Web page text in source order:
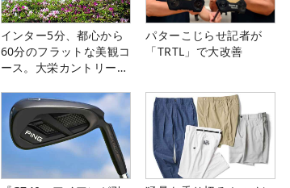
インター5分、都心から
60分のフラットな美観コ
ース。大栄カントリー俱
パターこじらせ記者が
「TRTL」で大改善